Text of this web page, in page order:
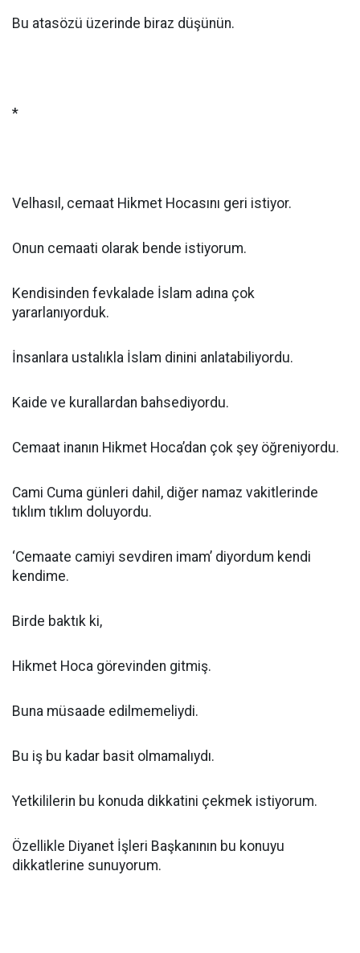
Bu atasözü üzerinde biraz düşünün.
*
Velhasıl, cemaat Hikmet Hocasını geri istiyor.
Onun cemaati olarak bende istiyorum.
Kendisinden fevkalade İslam adına çok
yararlanıyorduk.
İnsanlara ustalıkla İslam dinini anlatabiliyordu.
Kaide ve kurallardan bahsediyordu.
Cemaat inanın Hikmet Hoca’dan çok şey öğreniyordu.
Cami Cuma günleri dahil, diğer namaz vakitlerinde
tıklım tıklım doluyordu.
‘Cemaate camiyi sevdiren imam’ diyordum kendi
kendime.
Birde baktık ki,
Hikmet Hoca görevinden gitmiş.
Buna müsaade edilmemeliydi.
Bu iş bu kadar basit olmamalıydı.
Yetkililerin bu konuda dikkatini çekmek istiyorum.
Özellikle Diyanet İşleri Başkanının bu konuyu
dikkatlerine sunuyorum.